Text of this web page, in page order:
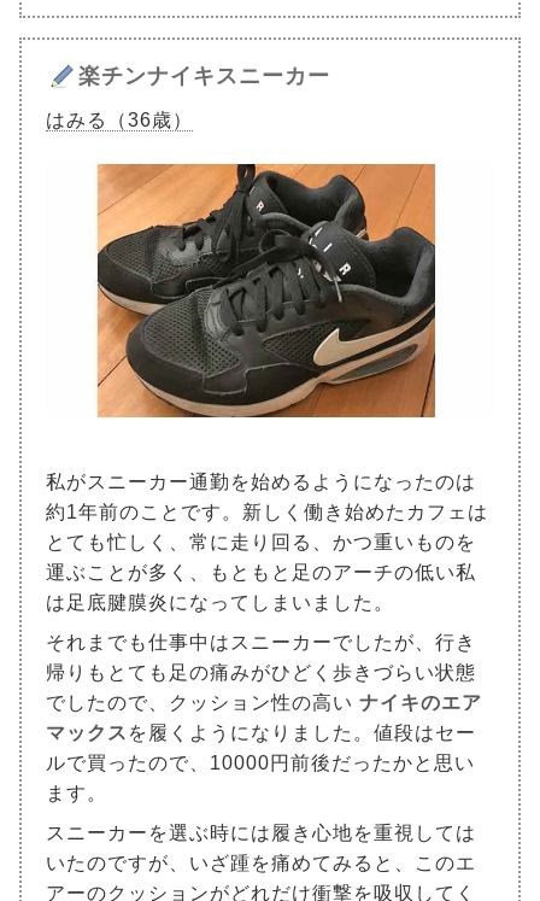
楽チンナイキスニーカー
はみる（36歳）
私がスニーカー通勤を始めるようになったのは
約1年前のことです。新しく働き始めたカフェは
とても忙しく、常に走り回る、かつ重いものを
運ぶことが多く、もともと足のアーチの低い私
は足底腱膜炎になってしまいました。
それまでも仕事中はスニーカーでしたが、行き
帰りもとても足の痛みがひどく歩きづらい状態
でしたので、クッション性の高い ナイキのエア
マックス を履くようになりました。値段はセー
ルで買ったので、10000円前後だったかと思い
ます。
スニーカーを選ぶ時には履き心地を重視しては
いたのですが、いざ踵を痛めてみると、このエ
アーのクッションがどれだけ衝撃を吸収してく